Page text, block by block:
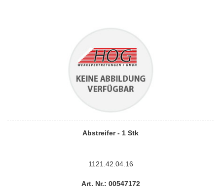
Abstreifer - 1 Stk
1121.42.04.16
Art. Nr.: 00547172